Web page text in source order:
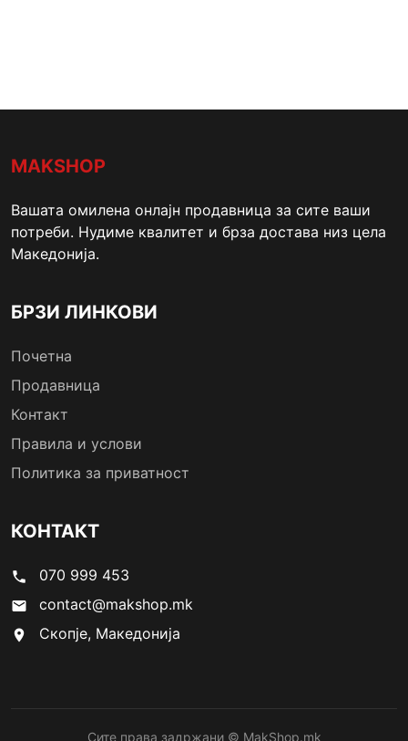
MAKSHOP
Вашата омилена онлајн продавница за сите ваши
потреби. Нудиме квалитет и брза достава низ цела
Македонија.
БРЗИ ЛИНКОВИ
Почетна
Продавница
Контакт
Правила и услови
Политика за приватност
КОНТАКТ
phone 070 999 453
email contact@makshop.mk
location_on Скопје, Македонија
Сите права задржани © MakShop.mk